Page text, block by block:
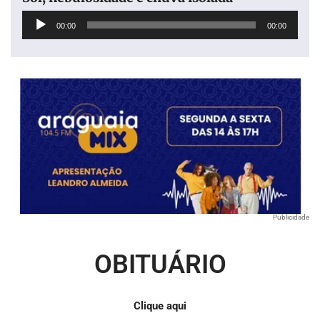
Tocador
00:00 00:00
Publicidade
OBITUÁRIO
Clique aqui